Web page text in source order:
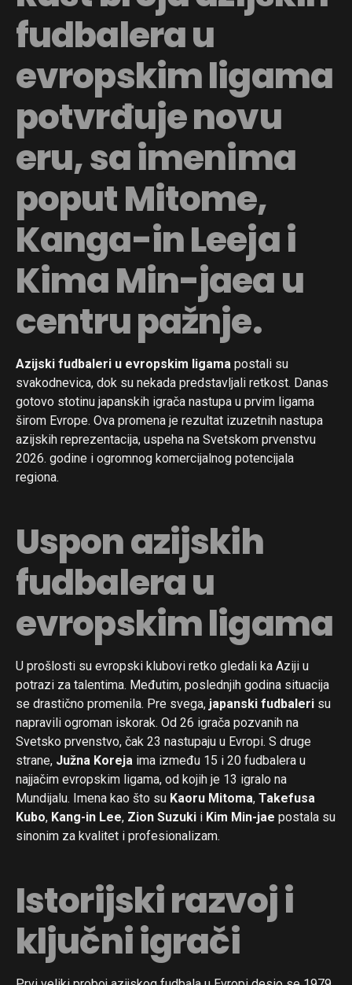
fudbalera u
evropskim ligama
potvrđuje novu
eru, sa imenima
poput Mitome,
Kanga-in Leeja i
Kima Min-jaea u
centru pažnje.
Azijski fudbaleri u evropskim ligama postali su
svakodnevica, dok su nekada predstavljali retkost. Danas
gotovo stotinu japanskih igrača nastupa u prvim ligama
širom Evrope. Ova promena je rezultat izuzetnih nastupa
azijskih reprezentacija, uspeha na Svetskom prvenstvu
2026. godine i ogromnog komercijalnog potencijala
regiona.
Uspon azijskih
fudbalera u
evropskim ligama
U prošlosti su evropski klubovi retko gledali ka Aziji u
potrazi za talentima. Međutim, poslednjih godina situacija
se drastično promenila. Pre svega, japanski fudbaleri su
napravili ogroman iskorak. Od 26 igrača pozvanih na
Svetsko prvenstvo, čak 23 nastupaju u Evropi. S druge
strane, Južna Koreja ima između 15 i 20 fudbalera u
najjačim evropskim ligama, od kojih je 13 igralo na
Mundijalu. Imena kao što su Kaoru Mitoma, Takefusa
Kubo, Kang-in Lee, Zion Suzuki i Kim Min-jae postala su
sinonim za kvalitet i profesionalizam.
Istorijski razvoj i
ključni igrači